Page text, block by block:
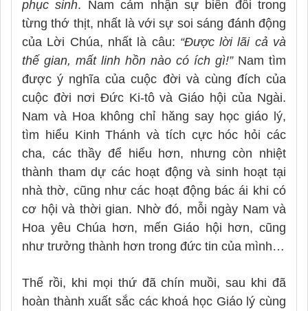
phục sinh. Nam cảm nhận sự biến đổi trong
từng thớ thịt, nhất là với sự soi sáng đánh động
của Lời Chúa, nhất là câu: “Được lời lãi cả và
thế gian, mất linh hồn nào có ích gì!”Nam tìm
được ý nghĩa của cuộc đời và cùng đích của
cuộc đời nơi Đức Ki-tô và Giáo hội của Ngài.
Nam và Hoa không chỉ hăng say học giáo lý,
tìm hiểu Kinh Thánh và tích cực hóc hỏi các
cha, các thầy để hiểu hơn, nhưng còn nhiệt
thành tham dự các hoạt động và sinh hoạt tại
nhà thờ, cũng như các hoạt động bác ái khi có
cơ hội và thời gian. Nhờ đó, mỗi ngày Nam và
Hoa yêu Chúa hơn, mến Giáo hội hơn, cũng
như trưởng thành hơn trong đức tin của mình…
Thế rồi, khi mọi thứ đã chín muồi, sau khi đã
hoàn thành xuất sắc các khoá học Giáo lý cùng